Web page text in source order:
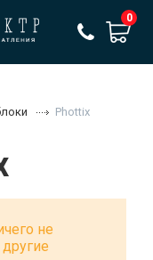
0
Phottix
не